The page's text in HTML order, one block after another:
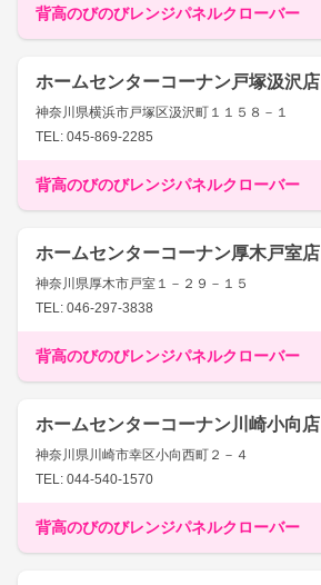
背高のびのびレンジパネルクローバー
ホームセンターコーナン戸塚汲沢店
神奈川県横浜市戸塚区汲沢町１１５８－１
TEL: 045-869-2285
背高のびのびレンジパネルクローバー
ホームセンターコーナン厚木戸室店
神奈川県厚木市戸室１－２９－１５
TEL: 046-297-3838
背高のびのびレンジパネルクローバー
ホームセンターコーナン川崎小向店
神奈川県川崎市幸区小向西町２－４
TEL: 044-540-1570
背高のびのびレンジパネルクローバー